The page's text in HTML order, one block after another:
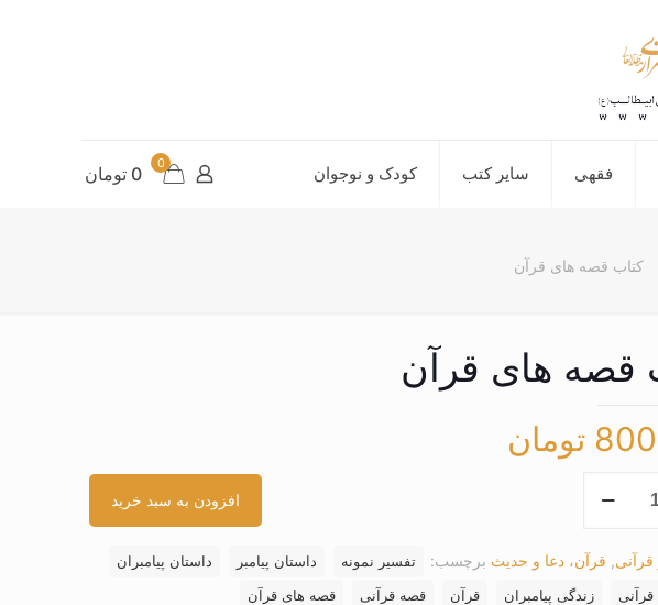
فقهی سایر کتب کودک و نوجوان 0 0 تومان
کتاب قصه های قرآن
قصه های قرآن
تومان
افزودن به سبد خرید
قرآنی, قرآن، دعا و حدیث برچسب: تفسیر نمونه داستان پیامبر داستان پیامبران
قرآنی زندگی پیامبران قرآن قصه قرآنی قصه های قرآن